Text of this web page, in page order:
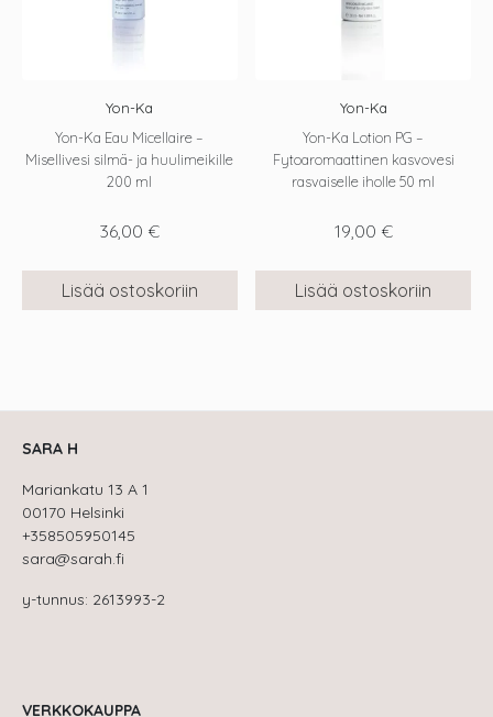
Yon-Ka
Yon-Ka Eau Micellaire –
Misellivesi silmä- ja huulimeikille
200 ml
36,00 €
Lisää ostoskoriin
Yon-Ka
Yon-Ka Lotion PG –
Fytoaromaattinen kasvovesi
rasvaiselle iholle 50 ml
19,00 €
Lisää ostoskoriin
SARA H
Mariankatu 13 A 1
00170 Helsinki
+358505950145
sara@sarah.fi
y-tunnus: 2613993-2
VERKKOKAUPPA